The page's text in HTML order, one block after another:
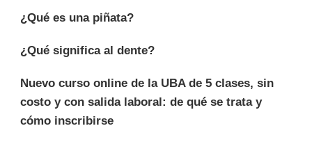
¿Qué es una piñata?
¿Qué significa al dente?
Nuevo curso online de la UBA de 5 clases, sin
costo y con salida laboral: de qué se trata y
cómo inscribirse